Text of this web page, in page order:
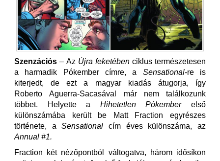
Szenzációs – Az Újra feketében ciklus természetesen
a harmadik Pókember címre, a Sensational-re is
kiterjedt, de ezt a magyar kiadás átugorja, így
Roberto Aguerra-Sacasával már nem találkozunk
többet. Helyette a Hihetetlen Pókemberelső
különszámába került be Matt Fraction egyrészes
története, aSensationalcím éves különszáma, az
Annual #1.
Fraction két nézőpontból váltogatva, három idősíkon